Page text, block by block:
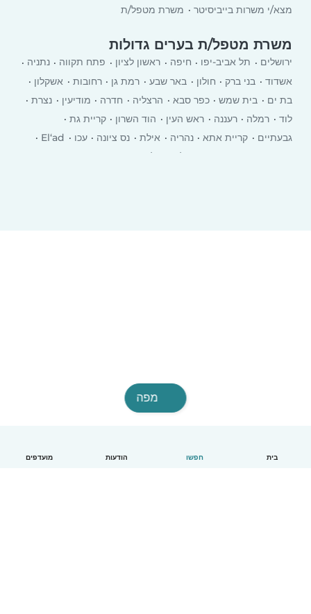
בית חפשו הודעות מועדפים
מצא/י משרות בייביסיטר משרת מטפל/ת
משרת מטפל/ת בערים גדולות
ירושלים תל אביב-יפו חיפה ראשון לציון פתח תקווה
נתניה
אשדוד
בני ברק חולון באר שבע רמת גן רחובות
אשקלון
בת ים
בית שמש כפר סבא הרצליה חדרה מודיעין
נצרת
לוד
רמלה רעננה ראש העין הוד השרון
קריית גת
גבעתיים
קריית אתא ‏נהריה אילת נס ציונה עכו
El‘ad
כרמיאל עפולה
מפה